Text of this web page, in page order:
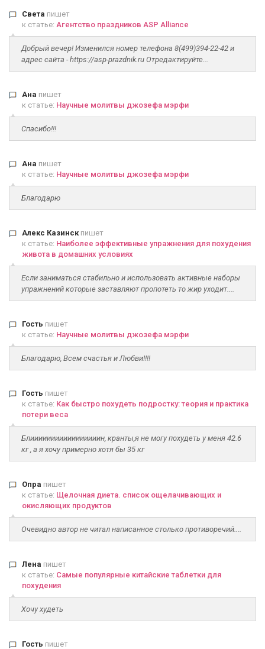
Света пишет
к статье: Агентство праздников ASP Alliance
Добрый вечер! Изменился номер телефона 8(499)394-22-42 и
адрес сайта - https://asp-prazdnik.ru Отредактируйте...
Ана пишет
к статье: Научные молитвы джозефа мэрфи
Спасибо!!!
Ана пишет
к статье: Научные молитвы джозефа мэрфи
Благодарю
Алекс Казинскпишет
к статье: Наиболее эффективные упражнения для похудения
живота в домашних условиях
Если заниматься стабильно и использовать активные наборы
упражнений которые заставляют пропотеть то жир уходит....
Гость пишет
к статье: Научные молитвы джозефа мэрфи
Благодарю, Всем счастья и Любви!!!!
Гость пишет
к статье: Как быстро похудеть подростку: теория и практика
потери веса
Блииииииииииииииииин, кранты,я не могу похудеть у меня 42.6
кг , а я хочу примерно хотя бы 35 кг
Опра пишет
к статье: Щелочная диета. список ощелачивающих и
окисляющих продуктов
Очевидно автор не читал написанное столько противоречий....
Лена пишет
к статье: Самые популярные китайские таблетки для
похудения
Хочу худеть
Гость пишет